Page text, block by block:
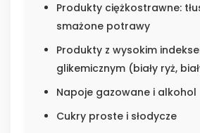
Produkty ciężkostrawne:
smażone potrawy
Produkty z wysokim
glikemicznym (biały ryż,
Napoje gazowane i alkohol
Cukry proste i słodycze